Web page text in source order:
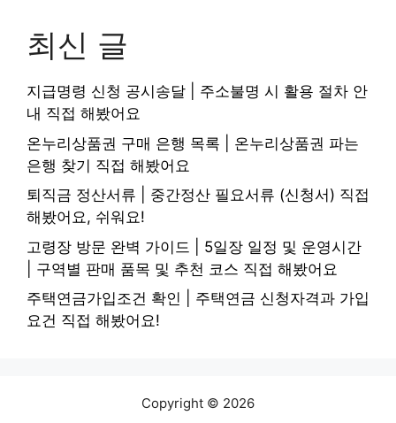
최신 글
지급명령 신청 공시송달 | 주소불명 시 활용 절차 안
내 직접 해봤어요
온누리상품권 구매 은행 목록 | 온누리상품권 파는
은행 찾기 직접 해봤어요
퇴직금 정산서류 | 중간정산 필요서류 (신청서) 직접
해봤어요, 쉬워요!
고령장 방문 완벽 가이드 | 5일장 일정 및 운영시간
| 구역별 판매 품목 및 추천 코스 직접 해봤어요
주택연금가입조건 확인 | 주택연금 신청자격과 가입
요건 직접 해봤어요!
Copyright © 2026